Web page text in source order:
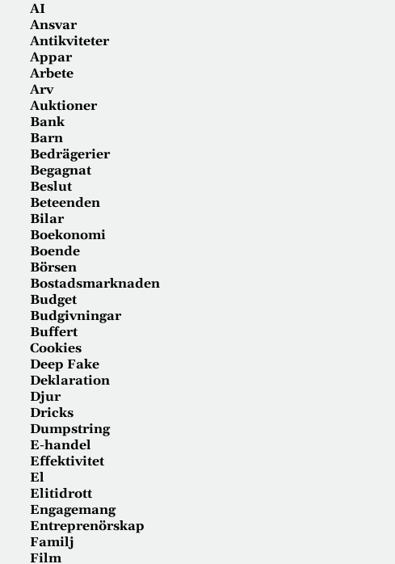
AI
Ansvar
Antikviteter
Appar
Arbete
Arv
Auktioner
Bank
Barn
Bedrägerier
Begagnat
Beslut
Beteenden
Bilar
Boekonomi
Boende
Börsen
Bostadsmarknaden
Budget
Budgivningar
Buffert
Cookies
Deep Fake
Deklaration
Djur
Dricks
Dumpstring
E-handel
Effektivitet
El
Elitidrott
Engagemang
Entreprenörskap
Familj
Film